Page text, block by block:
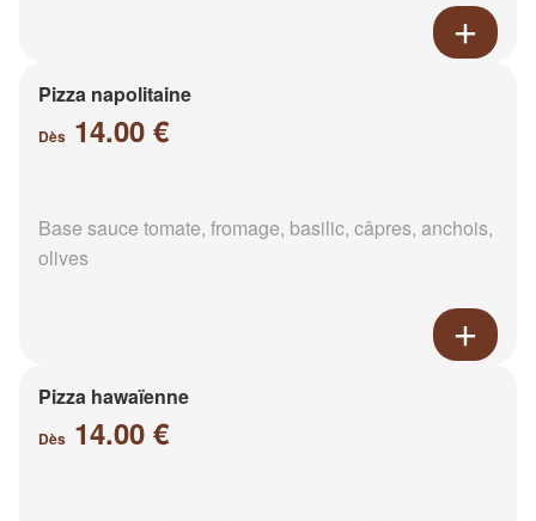
Pizza napolitaine
Dès 14.00 €
Base sauce tomate, fromage, basilic, câpres, anchois,
olives
Pizza hawaïenne
Dès 14.00 €